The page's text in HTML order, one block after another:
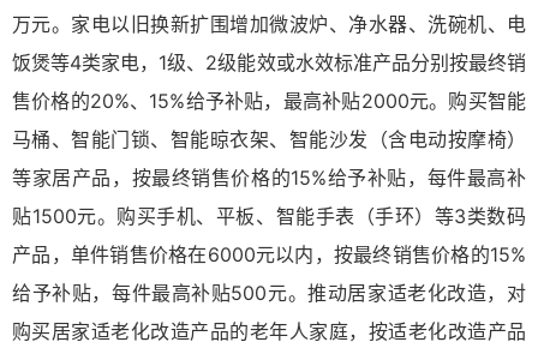
万元。家电以旧换新扩围增加微波炉、净水器、洗碗机、电
饭煲等4类家电，1级、2级能效或水效标准产品分别按最终销
售价格的20%、15%给予补贴，最高补贴2000元。购买智能
马桶、智能门锁、智能晾衣架、智能沙发（含电动按摩椅）
等家居产品，按最终销售价格的15%给予补贴，每件最高补
贴1500元。购买手机、平板、智能手表（手环）等3类数码
产品，单件销售价格在6000元以内，按最终销售价格的15%
给予补贴，每件最高补贴500元。推动居家适老化改造，对
购买居家适老化改造产品的老年人家庭，按适老化改造产品